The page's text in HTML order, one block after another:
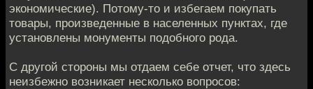
экономические). Потому-то и избегаем покупать
товары, произведенные в населенных пунктах, где
установлены монументы подобного рода.
С другой стороны мы отдаем себе отчет, что здесь
неизбежно возникает несколько вопросов: